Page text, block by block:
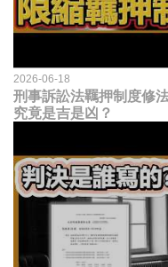
2026-06-18
刑事訴訟法羈押制度修
究竟是吉是凶？